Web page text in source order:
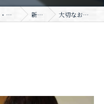
千葉のレンタルスペース海舟｜個室・スタジオ・一棟貸し｜大人数・WiFi完備 新着情報 大切なお話しをする場所